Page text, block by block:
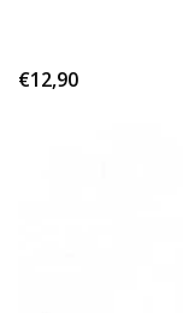
€12,90